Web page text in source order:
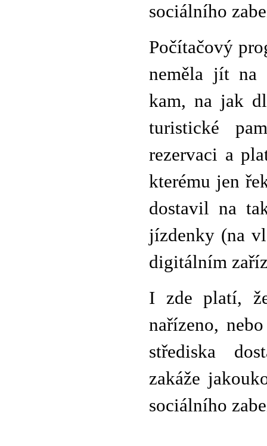
sociálního
Počítačový
neměla jít na
kam, na jak
turistické
rezervaci a
kterému jen
dostavil na
jízdenky (na
digitálním
I zde platí,
nařízeno,
střediska
zakáže
sociálního